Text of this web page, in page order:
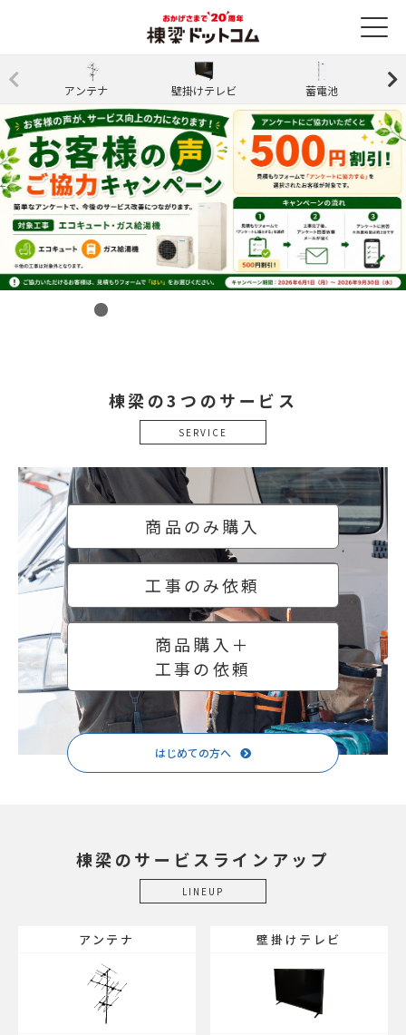
アンテナ 壁掛けテレビ 蓄電池
棟梁の3つのサービス
SERVICE
商品のみ購入
工事のみ依頼
商品購入＋
工事の依頼
はじめての方へ
棟梁のサービスラインアップ
LINEUP
アンテナ 壁掛けテレビ